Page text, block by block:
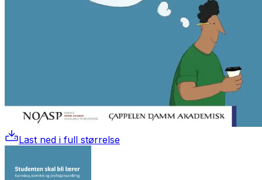
Last ned i full størrelse